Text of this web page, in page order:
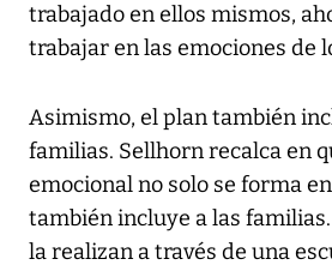
trabajado en ellos mismos,
trabajar en las emociones de
Asimismo, el plan también
familias. Sellhorn recalca en
emocional no solo se forma
también incluye a las
la realizan a través de una